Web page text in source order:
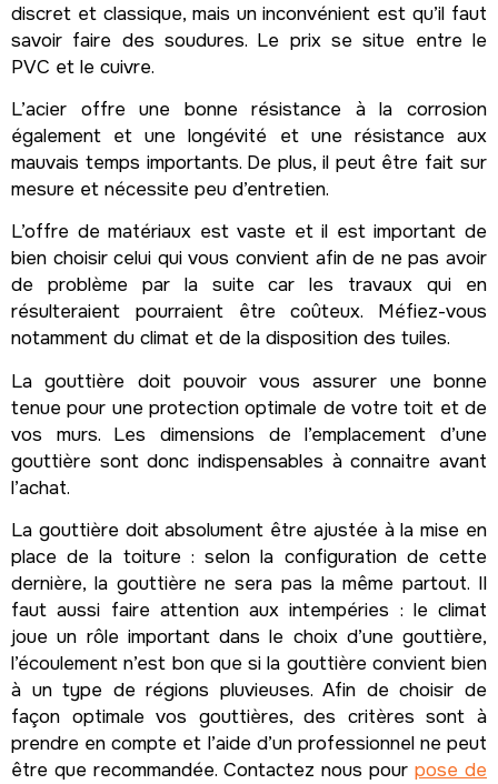
discret et classique, mais un inconvénient est qu’il faut
savoir faire des soudures. Le prix se situe entre le
PVC et le cuivre.
L’acier offre une bonne résistance à la corrosion
également et une longévité et une résistance aux
mauvais temps importants. De plus, il peut être fait sur
mesure et nécessite peu d’entretien.
L’offre de matériaux est vaste et il est important de
bien choisir celui qui vous convient afin de ne pas avoir
de problème par la suite car les travaux qui en
résulteraient pourraient être coûteux. Méfiez-vous
notamment du climat et de la disposition des tuiles.
La gouttière doit pouvoir vous assurer une bonne
tenue pour une protection optimale de votre toit et de
vos murs. Les dimensions de l’emplacement d’une
gouttière sont donc indispensables à connaitre avant
l’achat.
La gouttière doit absolument être ajustée à la mise en
place de la toiture : selon la configuration de cette
dernière, la gouttière ne sera pas la même partout. Il
faut aussi faire attention aux intempéries : le climat
joue un rôle important dans le choix d’une gouttière,
l’écoulement n’est bon que si la gouttière convient bien
à un type de régions pluvieuses. Afin de choisir de
façon optimale vos gouttières, des critères sont à
prendre en compte et l’aide d’un professionnel ne peut
être que recommandée. Contactez nous pour pose de